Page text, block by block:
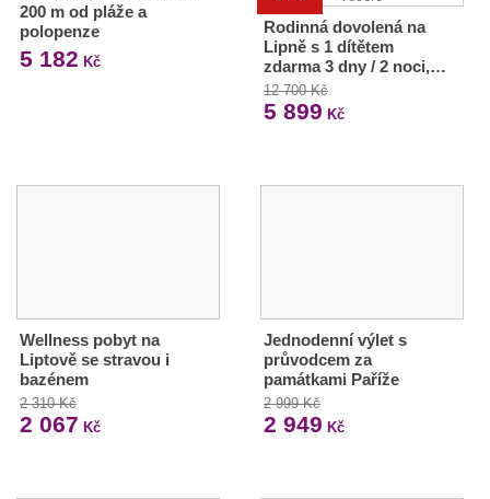
200 m od pláže a
polopenze
5 182 Kč
Rodinná dovolená na
Lipně s 1 dítětem
zdarma 3 dny / 2 noci,…
12 700 Kč
5 899 Kč
Wellness pobyt na
Liptově se stravou i
bazénem
2 310 Kč
2 067 Kč
Jednodenní výlet s
průvodcem za
památkami Paříže
2 999 Kč
2 949 Kč